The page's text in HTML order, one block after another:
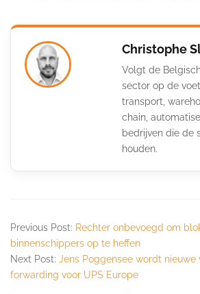
Christophe
Volgt de
sector op de
transport,
chain,
bedrijven die de
houden.
Previous Post: Rechter onbevoegd om
binnenschippers op te heffen
Next Post: Jens Poggensee wordt
forwarding voor UPS Europe